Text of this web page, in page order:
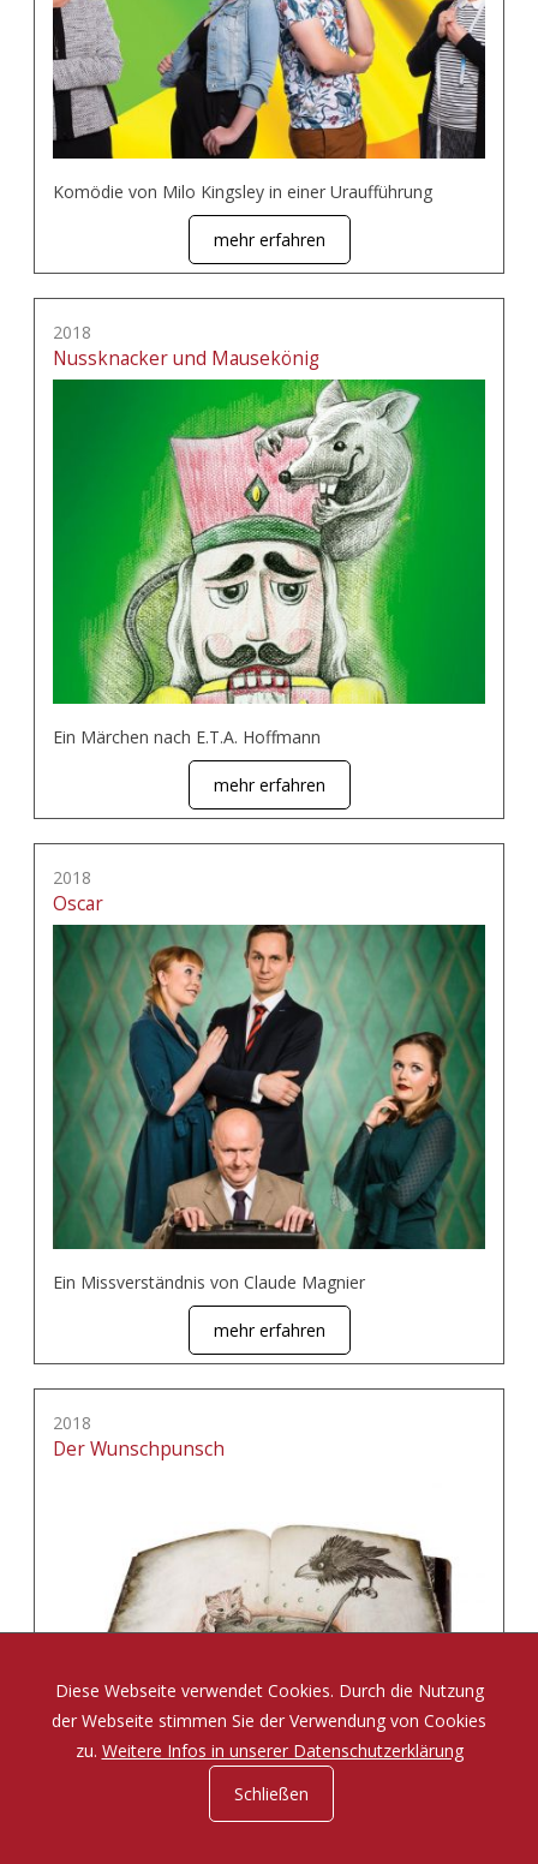
Komödie von Milo Kingsley in einer Uraufführung
mehr erfahren
2018
Nussknacker und Mausekönig
Ein Märchen nach E.T.A. Hoffmann
mehr erfahren
2018
Oscar
Ein Missverständnis von Claude Magnier
mehr erfahren
2018
Der Wunschpunsch
Eine Zauberposse von Michael Ende
Diese Webseite verwendet Cookies. Durch die Nutzung
der Webseite stimmen Sie der Verwendung von Cookies
zu. Weitere Infos in unserer Datenschutzerklärung
Schließen